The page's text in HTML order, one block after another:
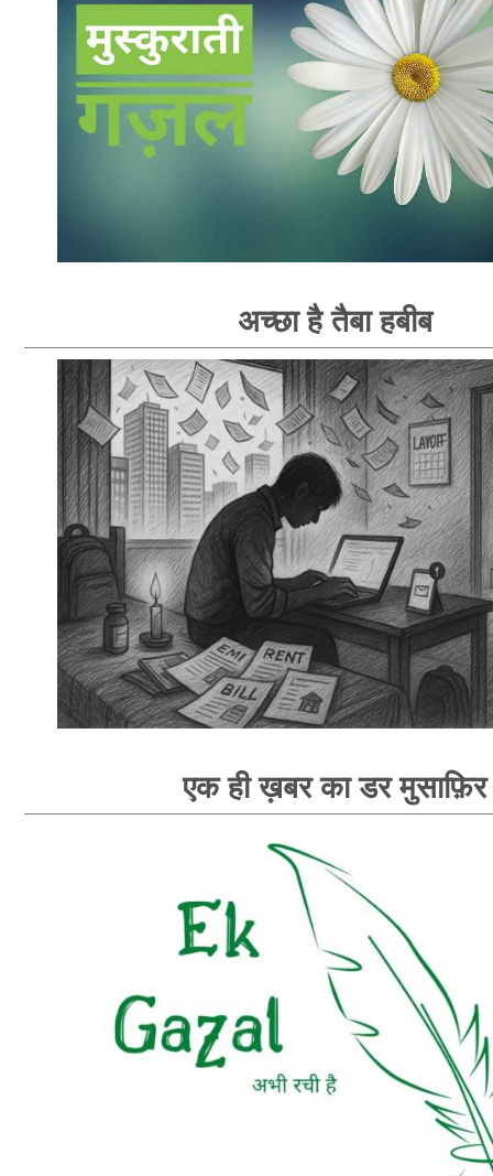
अच्छा है तैबा हबीब
एक ही ख़बर का डर मुसाफ़िर